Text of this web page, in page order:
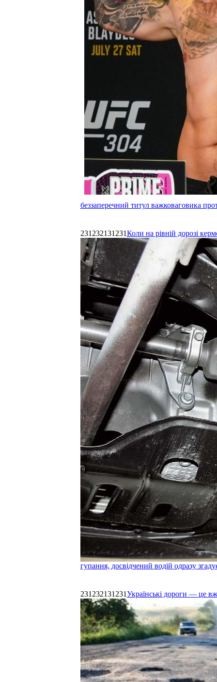
беззаперечний титул важковаговика
231232131231Коли на рівній дорозі
гупання, досвідчений водій одразу
231232131231Українські дороги — це